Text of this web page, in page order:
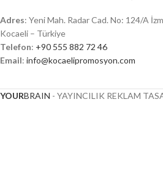
Adres: Yeni Mah. Radar Cad. No: 124/A
Kocaeli – Türkiye
Telefon: +90 555 882 72 46
Email: info@kocaelipromosyon.com
YOURBRAIN - YAYINCILIK REKLAM